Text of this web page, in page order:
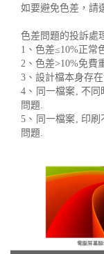
如要避免色差，請
色差問題的投訴處
1、色差≤10%正常
2、色差>10%免費
3、設計檔本身存
4、同一檔案, 不
問題.
5、同一檔案, 印
問題.